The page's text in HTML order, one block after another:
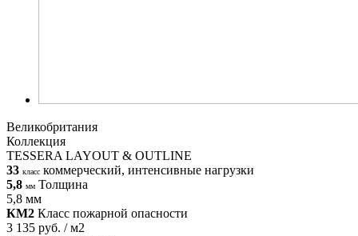
Великобритания
Коллекция
TESSERA LAYOUT & OUTLINE
33 класс коммерческий, интенсивные нагрузки
5,8 мм Толщина
5,8 мм
КМ2 Класс пожарной опасности
3 135 руб. / м2